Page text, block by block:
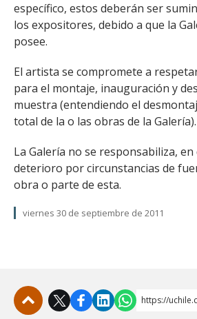
específico, estos deberán ser
los expositores, debido a que la
posee.
El artista se compromete a
para el montaje, inauguración y
muestra (entendiendo el
total de la o las obras de la Galería).
La Galería no se responsabiliza,
deterioro por circunstancias de
obra o parte de esta.
viernes 30 de septiembre de 2011
https://